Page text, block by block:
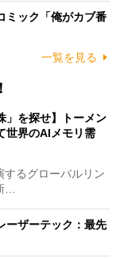
ック「俺がカブ番
一覧を見る
」を探せ】トーメン
世界のAIメモリ需
るグローバルリン
…
ーザーテック：最先